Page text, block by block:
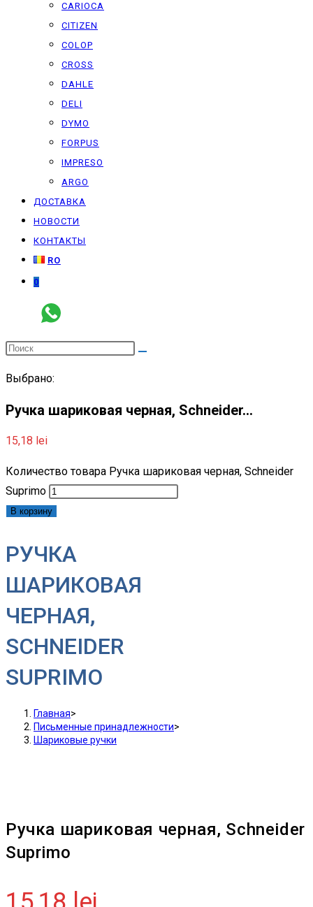
CARIOCA
CITIZEN
COLOP
CROSS
DAHLE
DELI
DYMO
FORPUS
IMPRESO
ARGO
ДОСТАВКА
НОВОСТИ
КОНТАКТЫ
RO
0
Выбрано:
Ручка шариковая черная, Schneider…
15,18 lei
Количество товара Ручка шариковая черная, Schneider
Suprimo
В корзину
РУЧКА
ШАРИКОВАЯ
ЧЕРНАЯ,
SCHNEIDER
SUPRIMO
Главная>
Письменные принадлежности>
Шариковые ручки
Ручка шариковая черная, Schneider
Suprimo